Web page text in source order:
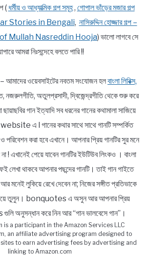
( ধর্মীয় ও আধ্যাত্মিক গল্প সমূহ, গোপাল ভাঁড়ের মজার গল্প
Stories in Bengali, নাসিরুদ্দিন হোজ্জার গল্প –
Mullah Nasreddin Hooja) ভালো লাগবে সে
আমরা নিঃসন্দেহে বলতে পারি !!
– আমাদের ওয়েবসাইটের নবতম সংযোজন হলবাংলা লিরিক্স,
নজরুলগীতি, অতুলপ্রসাদী, দ্বিজেন্দ্রগীতি থেকে শুরু করে
ছায়াছবির গান ইত্যাদি সব ধরনের গানের কথামালা সাজিয়ে
এ l গানের কথার সাথে সাথে গানটি সম্পর্কিত
পরিবেশন করা হবে এখানে। আপনার প্রিয় গানটির সুর মনে
! এখানেই পেয়ে যাবেন গানটির ইউটিউব লিংকও । বাংলা
লেখা থাকবে আপনার পছন্দের গানটি। তাই গান গাইতে
মনেই লুকিয়ে রেখে দেবেন না; নিজের সঙ্গীত প্রতিভাকে
তুলুন। bonquotes এ অসুন আর আপনার প্রিয়
অনুসন্ধান করে নিন আর “গান ভালবেসে গান”।
is a participant in the Amazon Services LLC
an affiliate advertising program designed to
to earn advertising fees by advertising and
linking to Amazon.com